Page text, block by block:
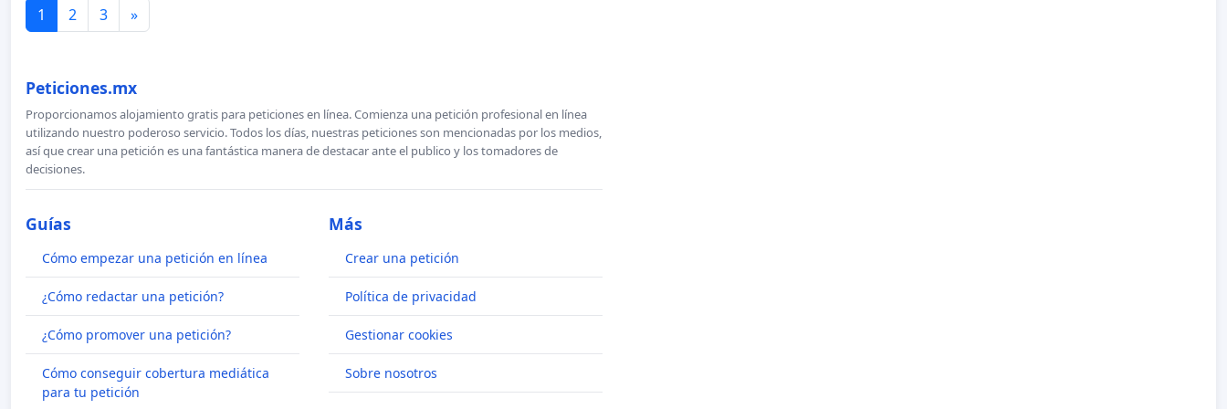
1 2 3 »
Peticiones.mx
Proporcionamos alojamiento gratis para peticiones en línea. Comienza una petición profesional en línea
utilizando nuestro poderoso servicio. Todos los días, nuestras peticiones son mencionadas por los medios,
así que crear una petición es una fantástica manera de destacar ante el publico y los tomadores de
decisiones.
Guías
Cómo empezar una petición en línea
¿Cómo redactar una petición?
¿Cómo promover una petición?
Cómo conseguir cobertura mediática
para tu petición
Más
Crear una petición
Política de privacidad
Gestionar cookies
Sobre nosotros